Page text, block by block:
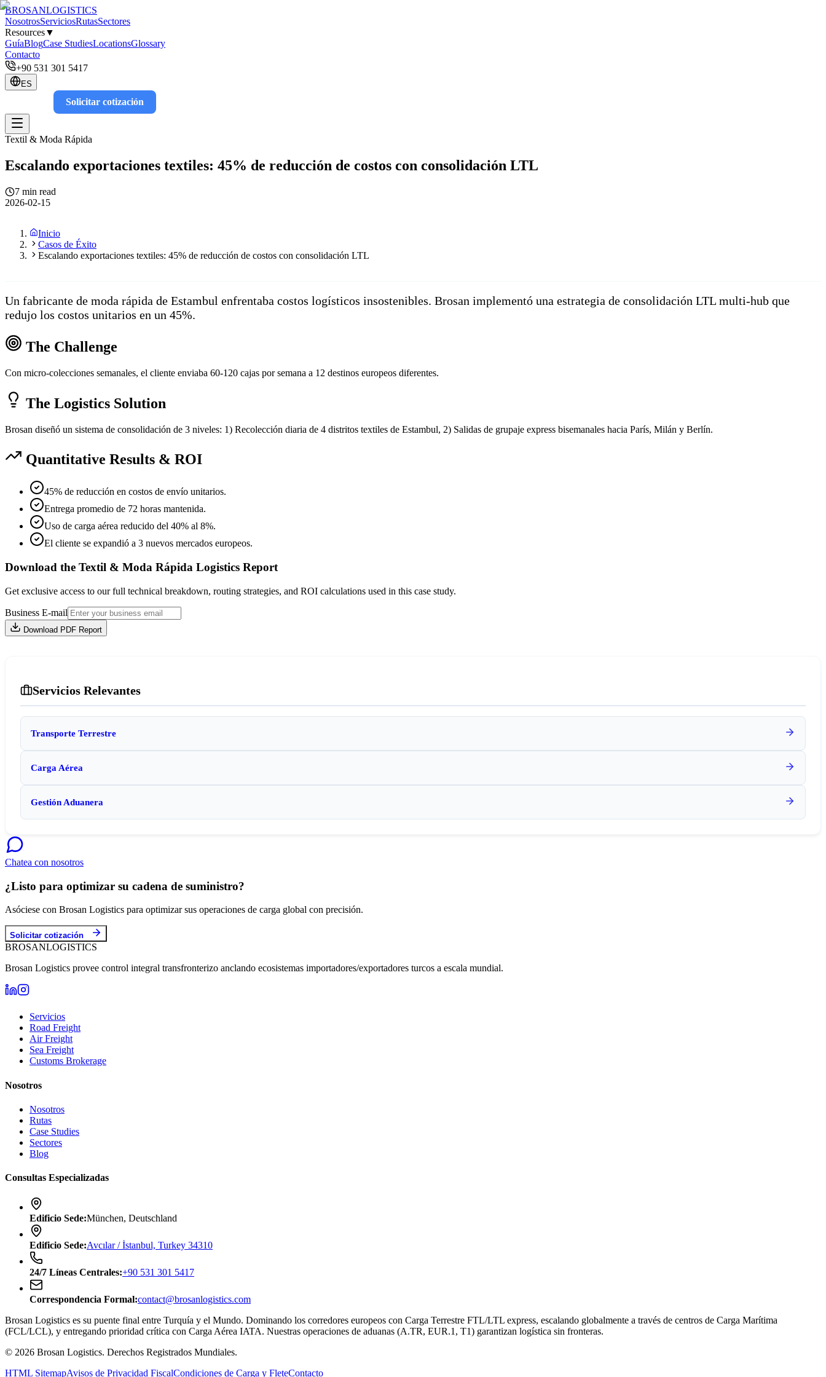
BROSANLOGISTICS
NosotrosServiciosRutasSectores
Resources▼
GuíaBlogCase StudiesLocationsGlossary
Contacto
+90 531 301 5417
ES
Solicitar cotización
Textil & Moda Rápida
Escalando exportaciones textiles: 45% de reducción de costos con consolidación LTL
7 min read
2026-02-15
Inicio
Casos de Éxito
Escalando exportaciones textiles: 45% de reducción de costos con consolidación LTL
Un fabricante de moda rápida de Estambul enfrentaba costos logísticos insostenibles. Brosan implementó una estrategia de consolidación LTL multi-hub que
redujo los costos unitarios en un 45%.
The Challenge
Con micro-colecciones semanales, el cliente enviaba 60-120 cajas por semana a 12 destinos europeos diferentes.
The Logistics Solution
Brosan diseñó un sistema de consolidación de 3 niveles: 1) Recolección diaria de 4 distritos textiles de Estambul, 2) Salidas de grupaje express bisemanales hacia París, Milán y Berlín.
Quantitative Results & ROI
45% de reducción en costos de envío unitarios.
Entrega promedio de 72 horas mantenida.
Uso de carga aérea reducido del 40% al 8%.
El cliente se expandió a 3 nuevos mercados europeos.
Download the Textil & Moda Rápida Logistics Report
Get exclusive access to our full technical breakdown, routing strategies, and ROI calculations used in this case study.
Business E-mail
Download PDF Report
Servicios Relevantes
Transporte Terrestre
Carga Aérea
Gestión Aduanera
Chatea con nosotros
¿Listo para optimizar su cadena de suministro?
Asóciese con Brosan Logistics para optimizar sus operaciones de carga global con precisión.
Solicitar cotización
BROSANLOGISTICS
Brosan Logistics provee control integral transfronterizo anclando ecosistemas importadores/exportadores turcos a escala mundial.
Servicios
Road Freight
Air Freight
Sea Freight
Customs Brokerage
Nosotros
Nosotros
Rutas
Case Studies
Sectores
Blog
Consultas Especializadas
Edificio Sede:München, Deutschland
Edificio Sede:Avcılar / İstanbul, Turkey 34310
24/7 Líneas Centrales:+90 531 301 5417
Correspondencia Formal:contact@brosanlogistics.com
Brosan Logistics es su puente final entre Turquía y el Mundo. Dominando los corredores europeos con Carga Terrestre FTL/LTL express, escalando globalmente a través de centros de Carga Marítima
(FCL/LCL), y entregando prioridad crítica con Carga Aérea IATA. Nuestras operaciones de aduanas (A.TR, EUR.1, T1) garantizan logística sin fronteras.
© 2026 Brosan Logistics. Derechos Registrados Mundiales.
HTML SitemapAvisos de Privacidad FiscalCondiciones de Carga y FleteContacto